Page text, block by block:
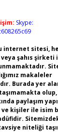
Skype:
internet sitesi,
şahıs şirketi
makaleler
Burada yer
paylaşım
ve kişiler ile isim
niteliği